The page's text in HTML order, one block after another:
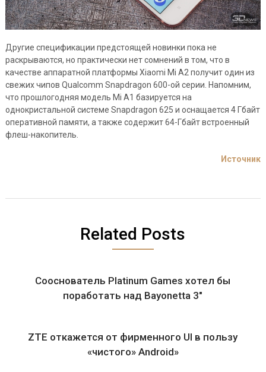
Другие спецификации предстоящей новинки пока не
раскрываются, но практически нет сомнений в том, что в
качестве аппаратной платформы Xiaomi Mi A2 получит один из
свежих чипов Qualcomm Snapdragon 600-ой серии. Напомним,
что прошлогодняя модель Mi A1 базируется на
однокристальной системе Snapdragon 625 и оснащается 4 Гбайт
оперативной памяти, а также содержит 64-Гбайт встроенный
флеш-накопитель.
Источник
Related Posts
Сооснователь Platinum Games хотел бы
поработать над Bayonetta 3″
ZTE откажется от фирменного UI в пользу
«чистого» Android»